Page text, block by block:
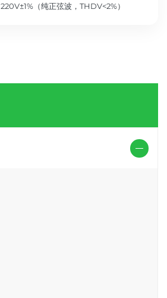
输出电压: AC 110V±1% 220V±1%（纯正弦波，THDV<2%）